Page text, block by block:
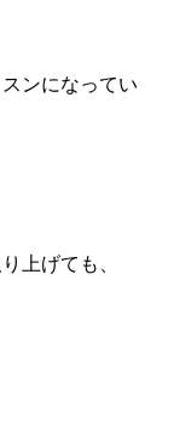
ンになってい
上げても、